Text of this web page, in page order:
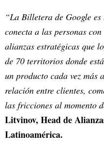
“La Billetera de Google
conecta a las personas
alianzas estratégicas que
de 70 territorios donde
un producto cada vez más
relación entre clientes,
las fricciones al momento
Litvinov, Head de
Latinoamérica.